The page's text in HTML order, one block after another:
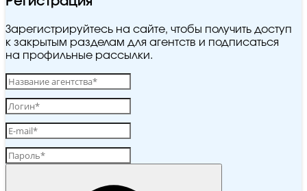
Зарегистрируйтесь на сайте, чтобы получить доступ
к закрытым разделам для агентств и подписаться
на профильные рассылки.